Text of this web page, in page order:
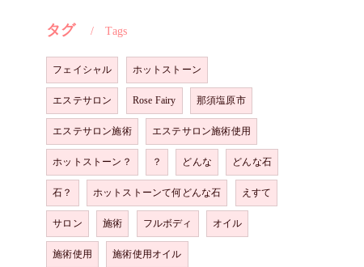
タグ Tags
フェイシャル ホットストーン
エステサロン Rose Fairy 那須塩原市
エステサロン施術 エステサロン施術使用
ホットストーン？ ？ どんな どんな石
石？ ホットストーンて何どんな石 えすて
サロン 施術 フルボディ オイル
施術使用 施術使用オイル